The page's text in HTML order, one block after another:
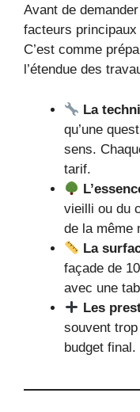
Avant de
facteurs
C’est comme
l’étendue des
La
qu’une
sens.
tarif.
vieilli ou du
de la même
La
façade de
avec une
Les
souvent
budget final.